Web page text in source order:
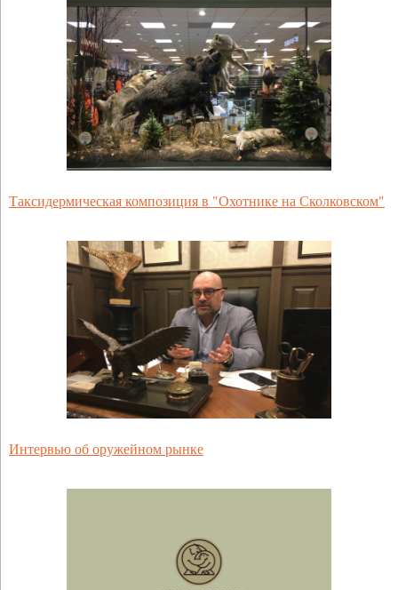
Таксидермическая композиция в "Охотнике на Сколковском"
Интервью об оружейном рынке